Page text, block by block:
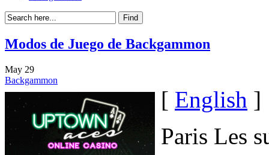
Modos de Juego de Backgammon
May 29
Backgammon
[ English ]
Paris Les